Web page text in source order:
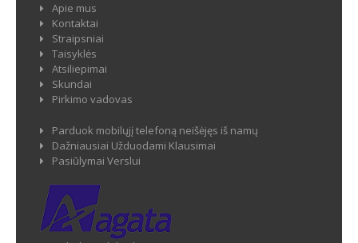
Apie mus
Kontaktai
Straipsniai
Taisyklės
Atsiliepimai
Skundai
Pirkimo vadovas
Parduok mobilųjį telefoną neišėjęs iš namų
Dažniausiai Užduodami Klausimai
Pasiūlymai Verslui